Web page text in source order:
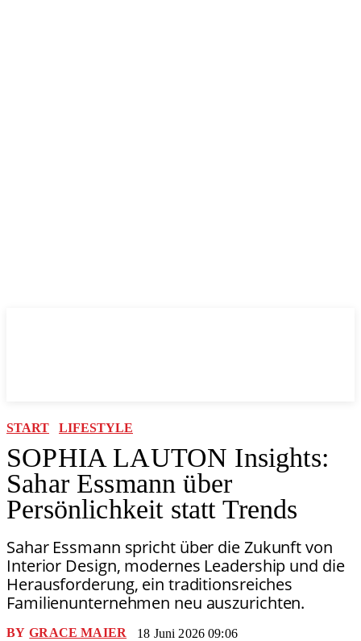
START LIFESTYLE
SOPHIA LAUTON Insights:
Sahar Essmann über
Persönlichkeit statt Trends
Sahar Essmann spricht über die Zukunft von
Interior Design, modernes Leadership und die
Herausforderung, ein traditionsreiches
Familienunternehmen neu auszurichten.
BY GRACE MAIER 18 Juni 2026 09:06